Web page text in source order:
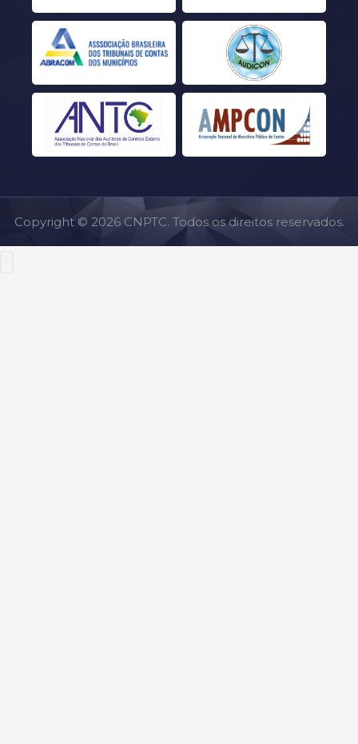
Copyright © 2026 CNPTC. Todos os direitos reservados.